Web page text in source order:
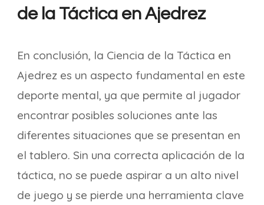
de la Táctica en Ajedrez
En conclusión, la Ciencia de la Táctica en
Ajedrez es un aspecto fundamental en este
deporte mental, ya que permite al jugador
encontrar posibles soluciones ante las
diferentes situaciones que se presentan en
el tablero. Sin una correcta aplicación de la
táctica, no se puede aspirar a un alto nivel
de juego y se pierde una herramienta clave